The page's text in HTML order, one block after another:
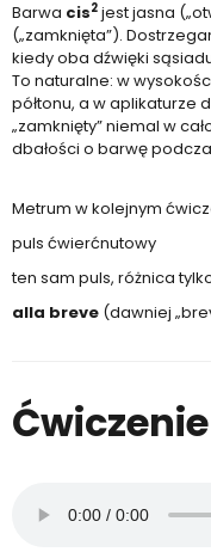
Barwa cis2 jest jasna
(„zamknięta”).
kiedy oba dźwięki
To naturalne: w
półtonu, a w aplikaturze
„zamknięty” niemal w
dbałości o barwę
Metrum w kolejnym
puls ćwierćnutowy
ten sam puls, różnica
alla breve (dawniej